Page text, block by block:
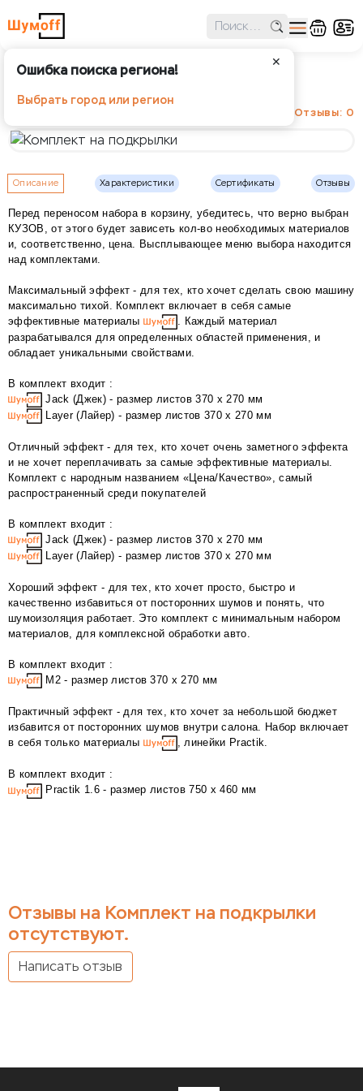
✕
Ошибка поиска региона!
Выбрать город или регион
Отзывы: 0
Описание Характеристики Сертификаты Отзывы
Перед переносом набора в корзину, убедитесь, что верно выбран
КУЗОВ, от этого будет зависеть кол-во необходимых материалов
и, соответственно, цена. Высплывающее меню выбора находится
над комплектами.
Максимальный эффект - для тех, кто хочет сделать свою машину
максимально тихой. Комплект включает в себя самые
эффективные материалы
. Каждый материал
разрабатывался для определенных областей применения, и
обладает уникальными свойствами.
В комплект входит :
Jack (Джек) - размер листов 370 х 270 мм
Layer (Лайер) - размер листов 370 х 270 мм
Отличный эффект - для тех, кто хочет очень заметного эффекта
и не хочет переплачивать за самые эффективные материалы.
Комплект с народным названием «Цена/Качество», самый
распространенный среди покупателей
В комплект входит :
Jack (Джек) - размер листов 370 х 270 мм
Layer (Лайер) - размер листов 370 х 270 мм
Хороший эффект - для тех, кто хочет просто, быстро и
качественно избавиться от посторонних шумов и понять, что
шумоизоляция работает. Это комплект с минимальным набором
материалов, для комплексной обработки авто.
В комплект входит :
М2 - размер листов 370 х 270 мм
Практичный эффект - для тех, кто хочет за небольшой бюджет
избавится от посторонних шумов внутри салона. Набор включает
в себя только материалы
, линейки Practik.
В комплект входит :
Practik 1.6 - размер листов 750 х 460 мм
Отзывы на Комплект на подкрылки
отсутствуют.
Написать отзыв